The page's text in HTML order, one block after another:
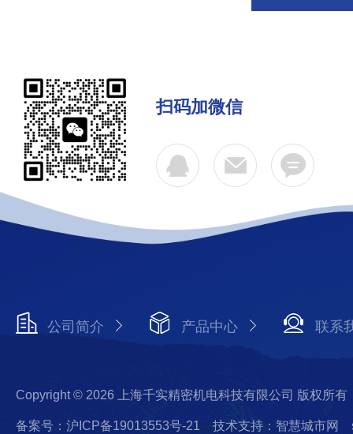
扫码加微信
公司简介 产品中心 联系
Copyright © 2026 上海千实精密机电科技有限公司 版权所有
备案号：沪ICP备19013553号-21 技术支持：智慧城市网